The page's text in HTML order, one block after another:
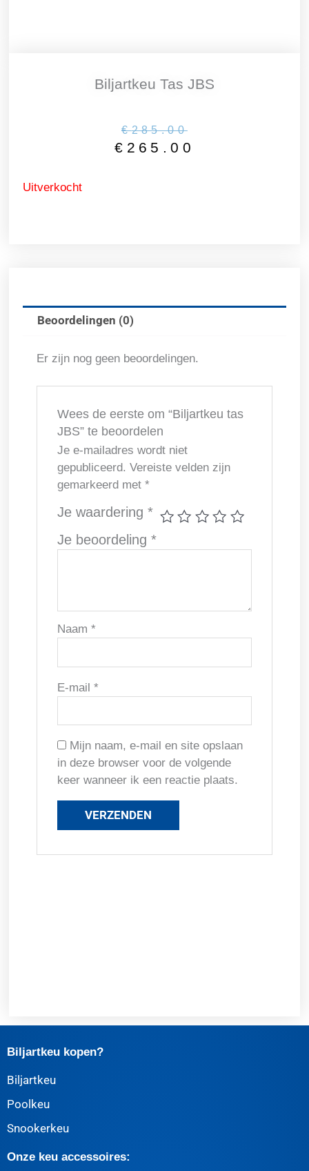
Biljartkeu Tas JBS
€285.00
Oorspronkelijke
prijs
€ 265.00
Huidige
prijs
Uitverkocht
Beoordelingen (0)
Er zijn nog geen beoordelingen.
Wees de eerste om “Biljartkeu tas
JBS” te beoordelen
Je e-mailadres wordt niet
gepubliceerd. Vereiste velden zijn
gemarkeerd met *
Je waardering *
Je beoordeling *
Naam *
E-mail *
Mijn naam, e-mail en site opslaan
in deze browser voor de volgende
keer wanneer ik een reactie plaats.
Biljartkeu kopen?
Biljartkeu
Poolkeu
Snookerkeu
Onze keu accessoires: